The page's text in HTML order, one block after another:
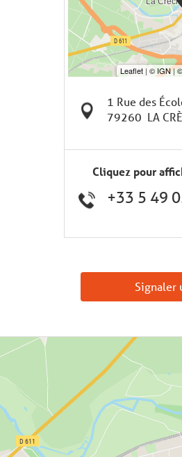
1 Rue des
79260 LA
Cliquez pour
+33 5 49
Signaler